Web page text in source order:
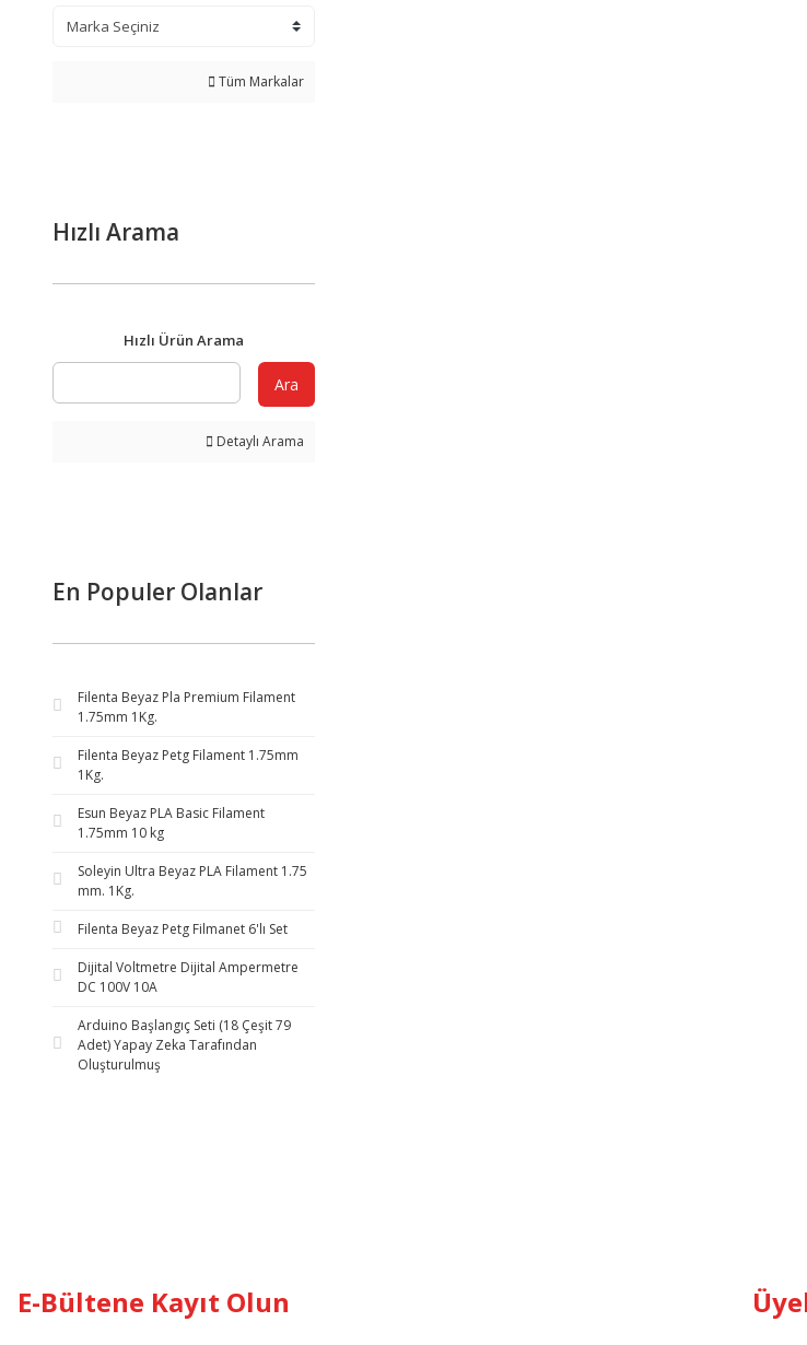
Tüm Markalar
Hızlı Arama
Hızlı Ürün Arama
Ara
Detaylı Arama
En Populer Olanlar
Filenta Beyaz Pla Premium Filament
1.75mm 1Kg.
Filenta Beyaz Petg Filament 1.75mm
1Kg.
Esun Beyaz PLA Basic Filament
1.75mm 10 kg
Soleyin Ultra Beyaz PLA Filament 1.75
mm. 1Kg.
Filenta Beyaz Petg Filmanet 6'lı Set
Dijital Voltmetre Dijital Ampermetre
DC 100V 10A
Arduino Başlangıç Seti (18 Çeşit 79
Adet) Yapay Zeka Tarafından
Oluşturulmuş
E-Bültene Kayıt Olun